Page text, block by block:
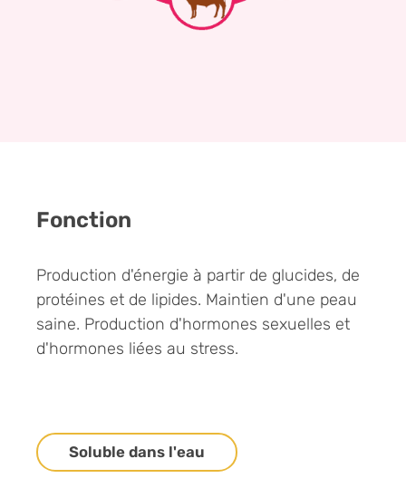
Fonction
Production d'énergie à partir de glucides, de
protéines et de lipides. Maintien d'une peau
saine. Production d'hormones sexuelles et
d'hormones liées au stress.
Soluble dans l'eau